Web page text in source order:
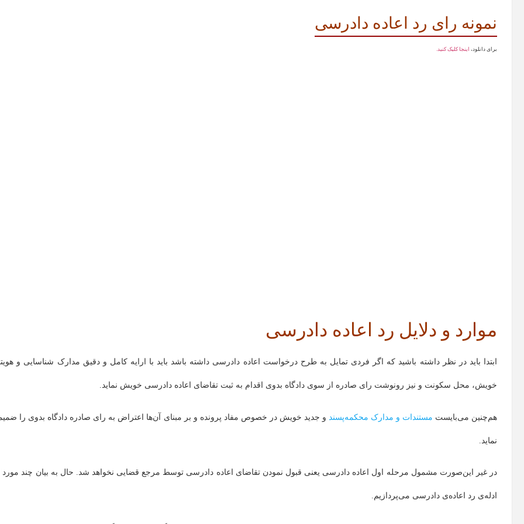
نمونه رای رد اعاده دادرسی
برای دانلود، اینجا کلیک کنید.
موارد و دلایل رد اعاده دادرسی
ابتدا باید در نظر داشته باشید که اگر فردی تمایل به طرح درخواست اعاده‌ دادرسی داشته باشد باید با ارایه‌ کامل و دقیق مدارک شناسایی و
خویش، محل سکونت و نیز رونوشت رای صادره از سوی دادگاه بدوی اقدام به ثبت تقاضای اعاده‌ دادرسی خویش نماید.
هم‌چنین می‌بایست مستندات و مدارک محکمه‌پسند و جدید خویش در خصوص مفاد پرونده و بر مبنای آن‌ها اعتراض به رای صادره دادگاه بدوی را
نماید.
در غیر این‌صورت مشمول مرحله اول اعاده‌ دادرسی یعنی قبول نمودن تقاضای اعاده‌ دادرسی توسط مرجع قضایی نخواهد شد. حال به بیان چند مورد
ادله‌ی رد اعاده‌ی دادرسی می‌پردازیم.